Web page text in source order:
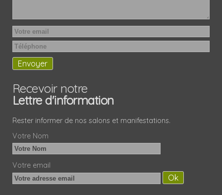
Recevoir notre
Lettre d'information
Rester informer de nos salons et manifestations.
Votre Nom
Votre email